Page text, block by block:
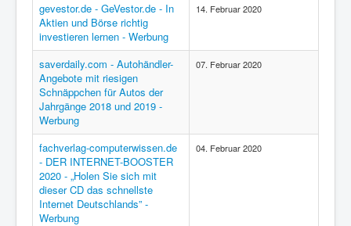
gevestor.de - GeVestor.de - In
Aktien und Börse richtig
investieren lernen - Werbung
14. Februar 2020
saverdaily.com - Autohändler-
Angebote mit riesigen
Schnäppchen für Autos der
Jahrgänge 2018 und 2019 -
Werbung
07. Februar 2020
fachverlag-computerwissen.de
- DER INTERNET-BOOSTER
2020 - „Holen Sie sich mit
dieser CD das schnellste
Internet Deutschlands” -
Werbung
04. Februar 2020